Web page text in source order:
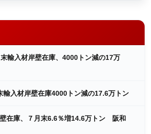
輸入材岸壁在庫、4000トン減の17万
入材岸壁在庫4000トン減の17.6万トン
在庫、７月末6.6％増14.6万トン 阪和